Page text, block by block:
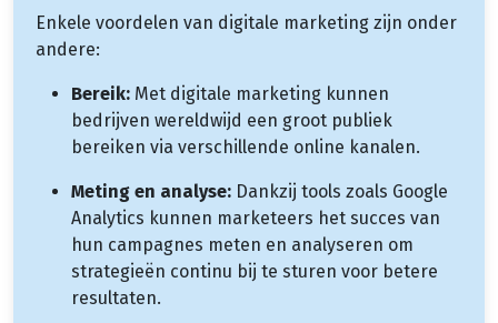
Enkele voordelen van digitale marketing zijn onder
andere:
Bereik: Met digitale marketing kunnen
bedrijven wereldwijd een groot publiek
bereiken via verschillende online kanalen.
Meting en analyse: Dankzij tools zoals Google
Analytics kunnen marketeers het succes van
hun campagnes meten en analyseren om
strategieën continu bij te sturen voor betere
resultaten.